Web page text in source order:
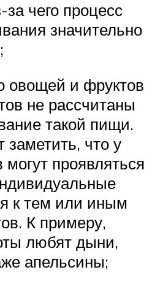
чего процесс
значительно
овощей и фруктов
не рассчитаны
такой пищи.
заметить, что у
могут проявляться
к тем или иным
К примеру,
любят дыни,
апельсины;